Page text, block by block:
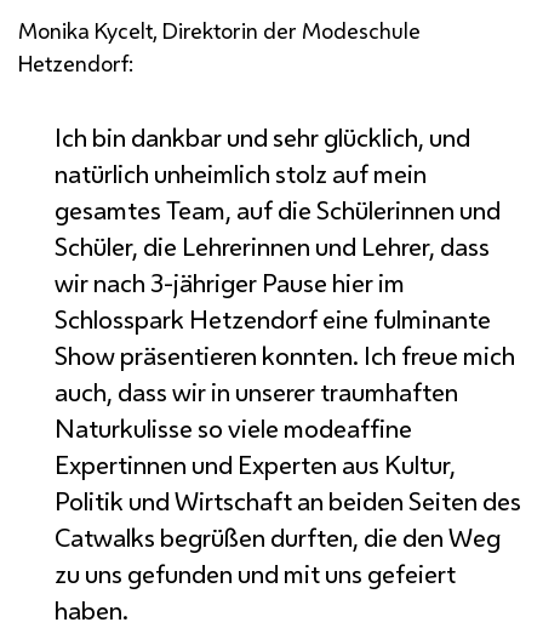
Monika Kycelt, Direktorin der Modeschule
Hetzendorf:
Ich bin dankbar und sehr glücklich, und
natürlich unheimlich stolz auf mein
gesamtesTeam, auf die Schülerinnen und
Schüler, die Lehrerinnen und Lehrer, dass
wir nach 3-jähriger Pause hier im
Schlosspark Hetzendorf eine fulminante
Showpräsentieren konnten. Ich freue mich
auch, dass wir in unserer traumhaften
Naturkulisse so viele modeaffine
Expertinnen und Experten aus Kultur,
Politik und Wirtschaft an beiden Seiten des
Catwalks begrüßen durften, die den Weg
zu uns gefunden und mit uns gefeiert
haben.